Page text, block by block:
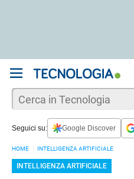
Seguici su: Google Discover
HOME INTELLIGENZA ARTIFICIALE
INTELLIGENZA ARTIFICIALE